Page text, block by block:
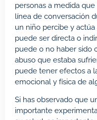
personas a medida
línea de conversación
un niño percibe y
puede ser directa o
puede o no haber sido
abuso que estaba
puede tener efectos a
emocional y física de
Si has observado que
importante